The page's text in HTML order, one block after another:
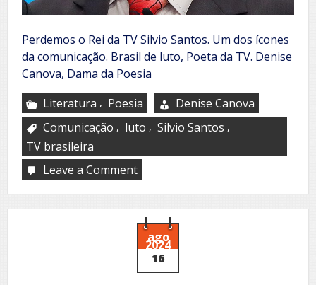
Perdemos o Rei da TV Silvio Santos. Um dos ícones
da comunicação. Brasil de luto, Poeta da TV. Denise
Canova, Dama da Poesia
Literatura , Poesia
Denise Canova
Comunicação , luto , Silvio Santos ,
TV brasileira
Leave a Commenton
o
Rei
da
TVago
2024
16